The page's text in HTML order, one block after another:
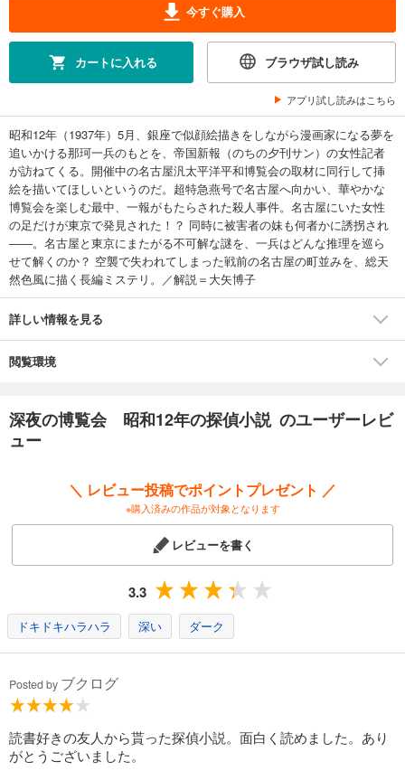
今すぐ購入
カートに入れる ブラウザ試し読み
アプリ試し読みはこちら
昭和12年（1937年）5月、銀座で似顔絵描きをしながら漫画家になる夢を
追いかける那珂一兵のもとを、帝国新報（のちの夕刊サン）の女性記者
が訪ねてくる。開催中の名古屋汎太平洋平和博覧会の取材に同行して挿
絵を描いてほしいというのだ。超特急燕号で名古屋へ向かい、華やかな
博覧会を楽しむ最中、一報がもたらされた殺人事件。名古屋にいた女性
の足だけが東京で発見された！？ 同時に被害者の妹も何者かに誘拐され
――。名古屋と東京にまたがる不可解な謎を、一兵はどんな推理を巡ら
せて解くのか？ 空襲で失われてしまった戦前の名古屋の町並みを、総天
然色風に描く長編ミステリ。／解説＝大矢博子
詳しい情報を見る
閲覧環境
深夜の博覧会 昭和12年の探偵小説 のユーザーレビ
ュー
＼ レビュー投稿でポイントプレゼント ／
※購入済みの作品が対象となります
レビューを書く
3.3
ドキドキハラハラ 深い ダーク
Posted by ブクログ
読書好きの友人から貰った探偵小説。面白く読めました。あり
がとうございました。